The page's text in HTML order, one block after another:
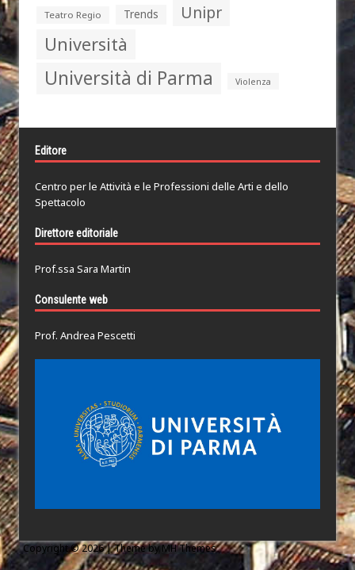
Teatro Regio Trends Unipr
Università
Università di Parma Violenza
Editore
Centro per le Attività e le Professioni delle Arti e dello
Spettacolo
Direttore editoriale
Prof.ssa Sara Martin
Consulente web
Prof. Andrea Pescetti
Copyright © 2026 | Theme byMH Themes